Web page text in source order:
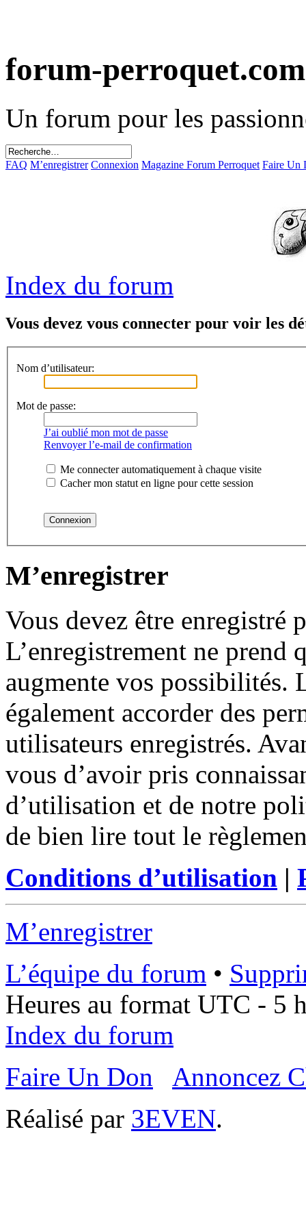
forum-perroquet.com
Un forum pour les
FAQ M’enregistrer Connexion Magazine Forum Perroquet Faire Un
Index du forum
Vous devez vous connecter pour voir les
Nom d’utilisateur:
Mot de passe:
J’ai oublié mon mot de passe
Renvoyer l’e-mail de confirmation
Me connecter automatiquement à chaque visite
Cacher mon statut en ligne pour cette session
M’enregistrer
Vous devez être enregistré
L’enregistrement ne prend
augmente vos possibilités.
également accorder des
utilisateurs enregistrés.
vous d’avoir pris
d’utilisation et de notre
de bien lire tout le
Conditions d’utilisation |
M’enregistrer
L’équipe du forum •
Heures au format UTC - 5
Index du forum
Faire Un Don
Annoncez
Réalisé par 3EVEN.